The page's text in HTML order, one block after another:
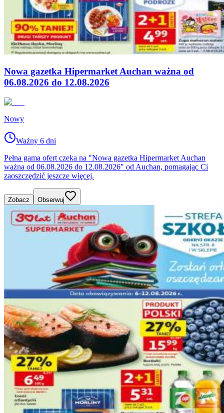
Nowa gazetka Hipermarket Auchan ważna od
06.08.2026 do 12.08.2026
Nowy
Ważny 6 dni
Pełna gama ofert czeka na "Nowa gazetka Hipermarket Auchan
ważna od 06.08.2026 do 12.08.2026" od Auchan, pomagając Ci
zaoszczędzić jeszcze więcej.
Zobacz Obserwuj